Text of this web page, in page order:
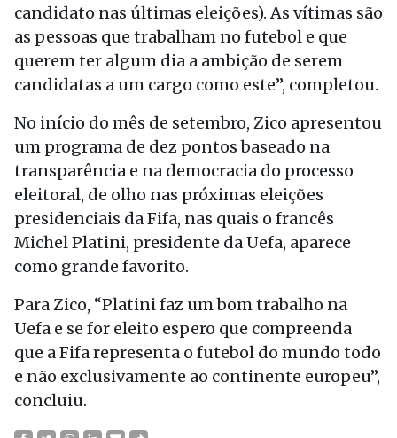
candidato nas últimas eleições). As vítimas são
as pessoas que trabalham no futebol e que
querem ter algum dia a ambição de serem
candidatas a um cargo como este”, completou.
No início do mês de setembro, Zico apresentou
um programa de dez pontos baseado na
transparência e na democracia do processo
eleitoral, de olho nas próximas eleições
presidenciais da Fifa, nas quais o francês
Michel Platini, presidente da Uefa, aparece
como grande favorito.
Para Zico, “Platini faz um bom trabalho na
Uefa e se for eleito espero que compreenda
que a Fifa representa o futebol do mundo todo
e não exclusivamente ao continente europeu”,
concluiu.